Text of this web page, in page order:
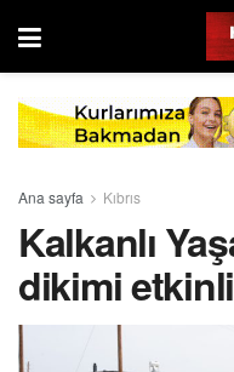
Ana sayfa Kıbrıs
Kalkanlı
dikimi